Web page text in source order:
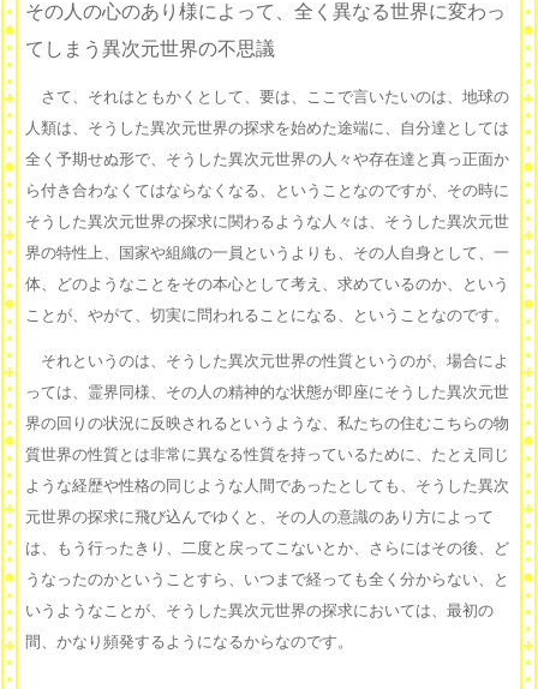
その人の心のあり様によって、全く異なる世界に変わっ
てしまう異次元世界の不思議
さて、それはともかくとして、要は、ここで言いたいのは、地球の
人類は、そうした異次元世界の探求を始めた途端に、自分達としては
全く予期せぬ形で、そうした異次元世界の人々や存在達と真っ正面か
ら付き合わなくてはならなくなる、ということなのですが、その時に
そうした異次元世界の探求に関わるような人々は、そうした異次元世
界の特性上、国家や組織の一員というよりも、その人自身として、一
体、どのようなことをその本心として考え、求めているのか、という
ことが、やがて、切実に問われることになる、ということなのです。
それというのは、そうした異次元世界の性質というのが、場合によ
っては、霊界同様、その人の精神的な状態が即座にそうした異次元世
界の回りの状況に反映されるというような、私たちの住むこちらの物
質世界の性質とは非常に異なる性質を持っているために、たとえ同じ
ような経歴や性格の同じような人間であったとしても、そうした異次
元世界の探求に飛び込んでゆくと、その人の意識のあり方によって
は、もう行ったきり、二度と戻ってこないとか、さらにはその後、ど
うなったのかということすら、いつまで経っても全く分からない、と
いうようなことが、そうした異次元世界の探求においては、最初の
間、かなり頻発するようになるからなのです。